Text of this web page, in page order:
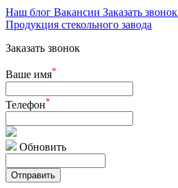
Наш блог Вакансии Заказать звонок
Продукция стекольного завода
Заказать звонок
Ваше имя*
Телефон*
Обновить